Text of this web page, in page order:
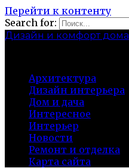
Перейти к контенту
Search for:
Дизайн и комфорт дома
Архитектура
Дизайн интерьера
Дом и дача
Интересное
Интерьер
Новости
Ремонт и отделка
Карта сайта